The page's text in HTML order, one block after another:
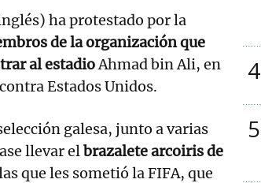
ha protestado por la
de la organización que
al estadioAhmad bin Ali, en
Estados Unidos.
galesa, junto a varias
llevar elbrazalete arcoiris de
que les sometió la FIFA, que
4
5